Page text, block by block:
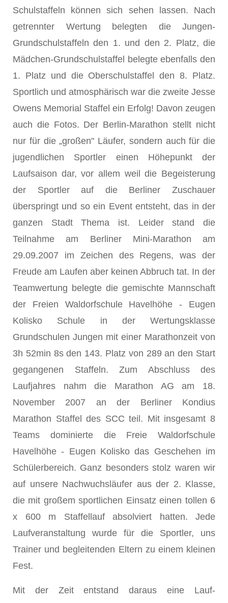
Schulstaffeln können sich sehen lassen. Nach
getrennter Wertung belegten die Jungen-
Grundschulstaffeln den 1. und den 2. Platz, die
Mädchen-Grundschulstaffel belegte ebenfalls den
1. Platz und die Oberschulstaffel den 8. Platz.
Sportlich und atmosphärisch war die zweite Jesse
Owens Memorial Staffel ein Erfolg! Davon zeugen
auch die Fotos. Der Berlin-Marathon stellt nicht
nur für die „großen" Läufer, sondern auch für die
jugendlichen Sportler einen Höhepunkt der
Laufsaison dar, vor allem weil die Begeisterung
der Sportler auf die Berliner Zuschauer
überspringt und so ein Event entsteht, das in der
ganzen Stadt Thema ist. Leider stand die
Teilnahme am Berliner Mini-Marathon am
29.09.2007 im Zeichen des Regens, was der
Freude am Laufen aber keinen Abbruch tat. In der
Teamwertung belegte die gemischte Mannschaft
der Freien Waldorfschule Havelhöhe - Eugen
Kolisko Schule in der Wertungsklasse
Grundschulen Jungen mit einer Marathonzeit von
3h 52min 8s den 143. Platz von 289 an den Start
gegangenen Staffeln. Zum Abschluss des
Laufjahres nahm die Marathon AG am 18.
November 2007 an der Berliner Kondius
Marathon Staffel des SCC teil. Mit insgesamt 8
Teams dominierte die Freie Waldorfschule
Havelhöhe - Eugen Kolisko das Geschehen im
Schülerbereich. Ganz besonders stolz waren wir
auf unsere Nachwuchsläufer aus der 2. Klasse,
die mit großem sportlichen Einsatz einen tollen 6
x 600 m Staffellauf absolviert hatten. Jede
Laufveranstaltung wurde für die Sportler, uns
Trainer und begleitenden Eltern zu einem kleinen
Fest.
Mit der Zeit entstand daraus eine Lauf-